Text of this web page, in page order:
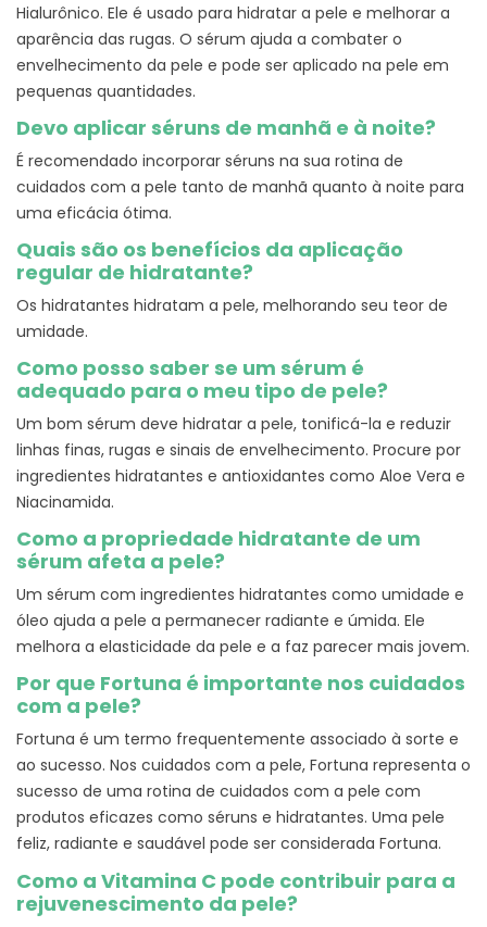
Hialurônico. Ele é usado para hidratar a pele e melhorar a
aparência das rugas. O sérum ajuda a combater o
envelhecimento da pele e pode ser aplicado na pele em
pequenas quantidades.
Devo aplicar séruns de manhã e à noite?
É recomendado incorporar séruns na sua rotina de
cuidados com a pele tanto de manhã quanto à noite para
uma eficácia ótima.
Quais são os benefícios da aplicação
regular de hidratante?
Os hidratantes hidratam a pele, melhorando seu teor de
umidade.
Como posso saber se um sérum é
adequado para o meu tipo de pele?
Um bom sérum deve hidratar a pele, tonificá-la e reduzir
linhas finas, rugas e sinais de envelhecimento. Procure por
ingredientes hidratantes e antioxidantes como Aloe Vera e
Niacinamida.
Como a propriedade hidratante de um
sérum afeta a pele?
Um sérum com ingredientes hidratantes como umidade e
óleo ajuda a pele a permanecer radiante e úmida. Ele
melhora a elasticidade da pele e a faz parecer mais jovem.
Por que Fortuna é importante nos cuidados
com a pele?
Fortuna é um termo frequentemente associado à sorte e
ao sucesso. Nos cuidados com a pele, Fortuna representa o
sucesso de uma rotina de cuidados com a pele com
produtos eficazes como séruns e hidratantes. Uma pele
feliz, radiante e saudável pode ser considerada Fortuna.
Como a Vitamina C pode contribuir para a
rejuvenescimento da pele?